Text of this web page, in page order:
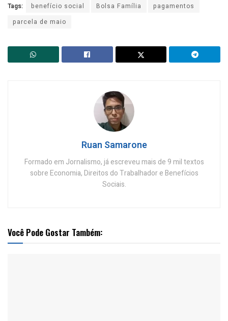
Tags: benefício social Bolsa Família
pagamentos
parcela de maio
Ruan Samarone
Formado em Jornalismo, já escreveu mais de 9 mil textos
sobre Economia, Direitos do Trabalhador e Benefícios
Sociais.
Você Pode Gostar Também: